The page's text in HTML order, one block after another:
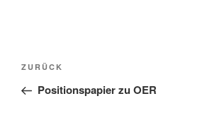
Beitragsnavigation
Vorheriger
Beitrag
ZURÜCK
Positionspapier zu OER